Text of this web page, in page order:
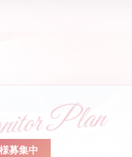
Plan
募集中